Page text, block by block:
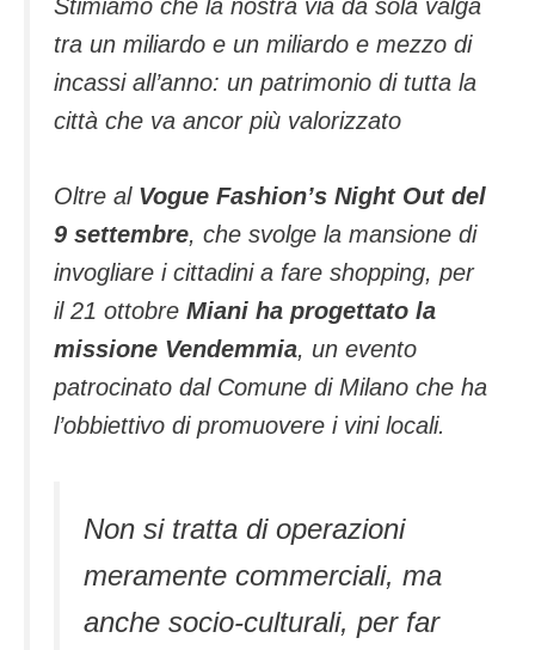
Stimiamo che la nostra via da sola valga
tra un miliardo e un miliardo e mezzo di
incassi all’anno: un patrimonio di tutta la
città che va ancor più valorizzato
Oltre al Vogue Fashion’s Night Out del
9 settembre, che svolge la mansione di
invogliare i cittadini a fare shopping, per
il 21 ottobre Miani ha progettato la
missione Vendemmia, un evento
patrocinato dal Comune di Milano che ha
l’obbiettivo di promuovere i vini locali.
Non si tratta di operazioni
meramente commerciali, ma
anche socio-culturali, per far